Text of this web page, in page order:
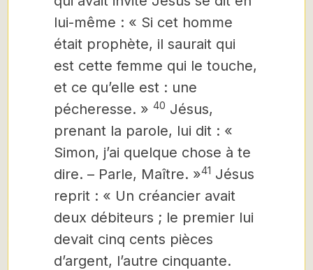
lui-même : « Si cet homme
était prophète, il saurait qui
est cette femme qui le touche,
et ce qu’elle est : une
pécheresse. » 40 Jésus,
prenant la parole, lui dit : «
Simon, j’ai quelque chose à te
dire. – Parle, Maître. »41 Jésus
reprit : « Un créancier avait
deux débiteurs ; le premier lui
devait cinq cents pièces
d’argent, l’autre cinquante.